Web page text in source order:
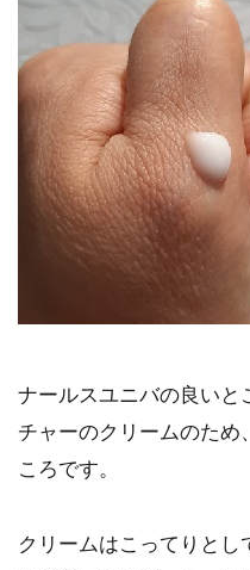
ナールスユニバの良いと
チャーのクリームのため
ころです。
クリームはこってりとし